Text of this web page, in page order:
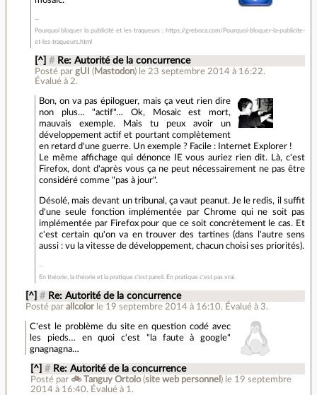
Pourquoi bloquer la publicité et les traqueurs : https://greboca.com/Pourquoi-bloquer-la-publicite-
et-les-traqueurs.html
[^] # Re: Autorité de la concurrence
Posté par gUI ( Mastodon) le 23 septembre 2014 à 16:22.
Évalué à 2.
Bon, on va pas épiloguer, mais ça veut rien dire
non plus… "actif"… Ok, Mosaic est mort,
mauvais exemple. Mais tu peux avoir un
développement actif et pourtant complètement
en retard d'une guerre. Un exemple ? Facile : Internet Explorer !
Le même affichage qui dénonce IE vous auriez rien dit. Là, c'est
Firefox, dont d'après vous ça ne peut nécessairement ne pas être
considéré comme "pas à jour".
Désolé, mais devant un tribunal, ça vaut peanut. Je le redis, il suffit
d'une seule fonction implémentée par Chrome qui ne soit pas
implémentée par Firefox pour que ce soit concrètement le cas. Et
c'est certain qu'on va en trouver des tartines (dans l'autre sens
aussi : vu la vitesse de développement, chacun choisi ses priorités).
En théorie, la théorie et la pratique c'est pareil. En pratique c'est pas vrai.
[^] # Re: Autorité de la concurrence
Posté parallcolor le 19 septembre 2014 à 16:10. Évalué à 3.
C'est le problème du site en question codé avec
les pieds… en quoi c'est "la faute à google"
gnagnagna…
[^] # Re: Autorité de la concurrence
Posté par 🚲 Tanguy Ortolo(site web personnel ) le 19 septembre
2014 à 16:40. Évalué à 1 .